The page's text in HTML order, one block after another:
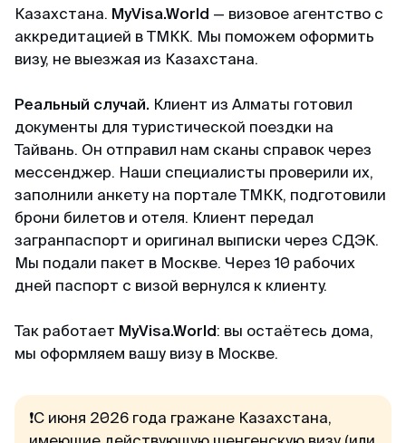
Казахстана. MyVisa.World — визовое агентство с
аккредитацией в ТМКК. Мы поможем оформить
визу, не выезжая из Казахстана.
Реальный случай. Клиент из Алматы готовил
документы для туристической поездки на
Тайвань. Он отправил нам сканы справок через
мессенджер. Наши специалисты проверили их,
заполнили анкету на портале ТМКК, подготовили
брони билетов и отеля. Клиент передал
загранпаспорт и оригинал выписки через СДЭК.
Мы подали пакет в Москве. Через 10 рабочих
дней паспорт с визой вернулся к клиенту.
Так работает MyVisa.World: вы остаётесь дома,
мы оформляем вашу визу в Москве.
❗С июня 2026 года гражане Казахстана,